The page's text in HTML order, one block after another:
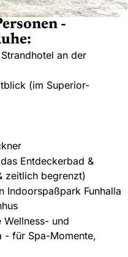
-
an der
(im Superior-
Entdeckerbad &
zeitlich begrenzt)
Indoorspaßpark Funhalla
und
- für Spa-Momente,